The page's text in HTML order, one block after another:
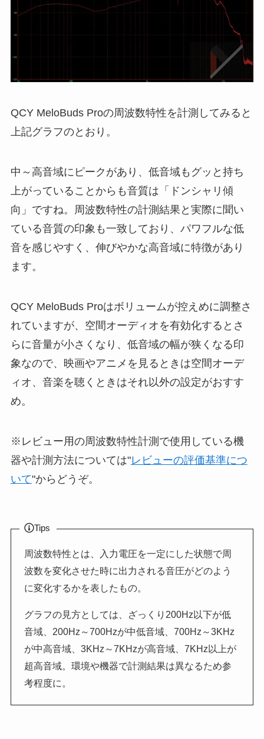
QCY MeloBuds Proの周波数特性を計測してみると
上記グラフのとおり。
中～高音域にピークがあり、低音域もグッと持ち
上がっていることからも音質は「ドンシャリ傾
向」ですね。周波数特性の計測結果と実際に聞い
ている音質の印象も一致しており、パワフルな低
音を感じやすく、伸びやかな高音域に特徴があり
ます。
QCY MeloBuds Proはボリュームが控えめに調整さ
れていますが、空間オーディオを有効化するとさ
らに音量が小さくなり、低音域の幅が狭くなる印
象なので、映画やアニメを見るときは空間オーデ
ィオ、音楽を聴くときはそれ以外の設定がおすす
め。
※レビュー用の周波数特性計測で使用している機
器や計測方法については"レビューの評価基準につ
いて"からどうぞ。
Tips
周波数特性とは、入力電圧を一定にした状態で周
波数を変化させた時に出力される音圧がどのよう
に変化するかを表したもの。
グラフの見方としては、ざっくり200Hz以下が低
音域、200Hz～700Hzが中低音域、700Hz～3KHz
が中高音域、3KHz～7KHzが高音域、7KHz以上が
超高音域。環境や機器で計測結果は異なるため参
考程度に。